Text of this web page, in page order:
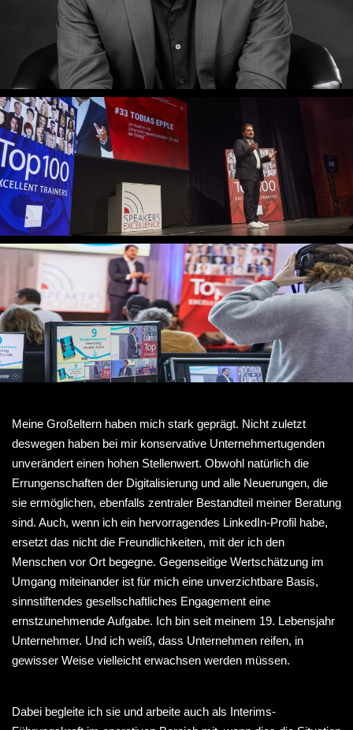
Meine Großeltern haben mich stark geprägt. Nicht zuletzt
deswegen haben bei mir konservative Unternehmertugenden
unverändert einen hohen Stellenwert. Obwohl natürlich die
Errungenschaften der Digitalisierung und alle Neuerungen, die
sie ermöglichen, ebenfalls zentraler Bestandteil meiner Beratung
sind. Auch, wenn ich ein hervorragendes LinkedIn-Profil habe,
ersetzt das nicht die Freundlichkeiten, mit der ich den
Menschen vor Ort begegne. Gegenseitige Wertschätzung im
Umgang miteinander ist für mich eine unverzichtbare Basis,
sinnstiftendes gesellschaftliches Engagement eine
ernstzunehmende Aufgabe. Ich bin seit meinem 19. Lebensjahr
Unternehmer. Und ich weiß, dass Unternehmen reifen, in
gewisser Weise vielleicht erwachsen werden müssen.
Dabei begleite ich sie und arbeite auch als Interims-